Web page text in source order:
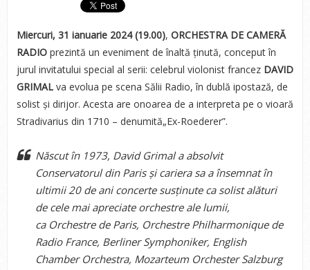
Miercuri, 31 ianuarie 2024 (19.00), ORCHESTRA DE CAMERĂ
RADIOprezintă un eveniment de înaltă ținută, conceput în
jurul invitatului special al serii: celebrul violonist francez DAVID
GRIMALva evolua pe scena Sălii Radio, în dublă ipostază, de
solist și dirijor. Acesta are onoarea de a interpreta pe o vioară
Stradivarius din 1710 – denumită„Ex-Roederer”.
Născut în 1973, David Grimal a absolvit
Conservatorul din Paris și cariera sa a însemnat în
ultimii 20 de ani concerte susținute ca solist alături
de cele mai apreciate orchestre ale lumii,
ca Orchestre de Paris, Orchestre Philharmonique de
Radio France, Berliner Symphoniker, English
Chamber Orchestra, Mozarteum Orchester Salzburg